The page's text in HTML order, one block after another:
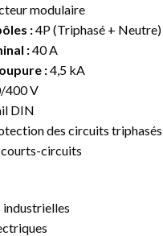
modulaire
:4P (Triphasé + Neutre)
:40 A
:4,5 kA
400 V
DIN
des circuits
circuits
industrielles